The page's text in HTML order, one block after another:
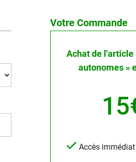
Votre Commande
Achat de l'article
autonomes »
Accès